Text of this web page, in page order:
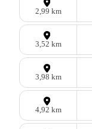
2,99 km
3,52 km
3,98 km
4,92 km